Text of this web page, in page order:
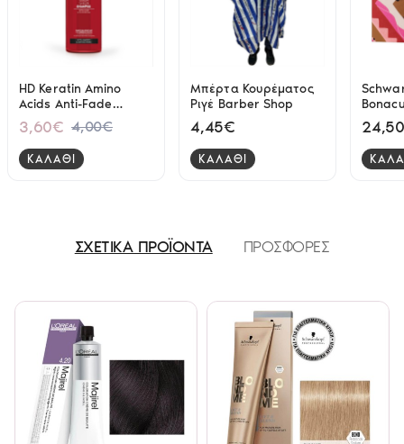
HD Keratin Amino
Acids Anti-Fade
Shampoo - Βαμμένα
400 ml
3,60€ 4,00€
ΚΑΛΑΘΙ
Μπέρτα Κουρέματος
Ριγέ Barber Shop
4,45€
ΚΑΛΑΘΙ
Spray
200ml
ΣΧΕΤΙΚΑ ΠΡΟΪΟΝΤΑ ΠΡΟΣΦΟΡΕΣ